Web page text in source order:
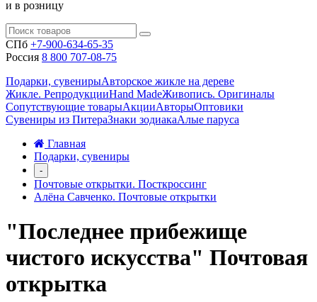
и в розницу
СПб +7-900-634-65-35
Россия 8 800 707-08-75
Подарки, сувенирыАвторское жикле на дереве
Жикле. РепродукцииHand MadeЖивопись. Оригиналы
Сопутствующие товарыАкцииАвторыОптовики
Сувениры из ПитераЗнаки зодиакаАлые паруса
Главная
Подарки, сувениры
-
Почтовые открытки. Посткроссинг
Алёна Савченко. Почтовые открытки
"Последнее прибежище
чистого искусства" Почтовая
открытка